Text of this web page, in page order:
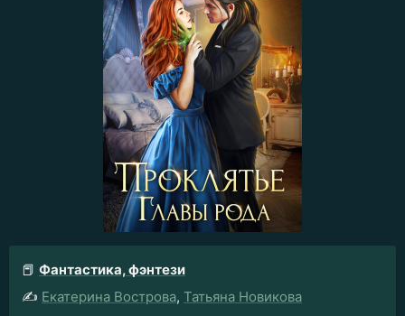
📕 Фантастика, фэнтези
✍️ Екатерина Вострова, Татьяна Новикова